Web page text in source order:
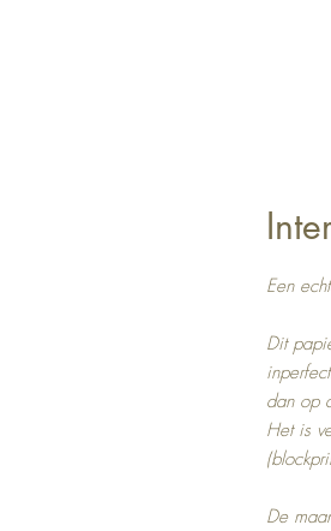
Een
Dit
dan op
Het is
De